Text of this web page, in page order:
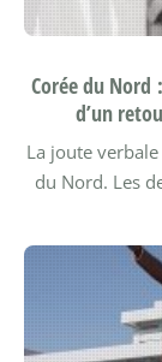
Corée du Nord
d’un
La joute
du Nord. Les